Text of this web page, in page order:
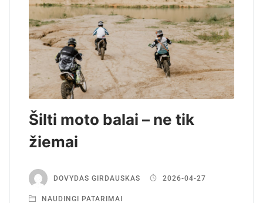
Šilti moto balai – ne tik
žiemai
DOVYDAS GIRDAUSKAS 2026-04-27
NAUDINGI PATARIMAI